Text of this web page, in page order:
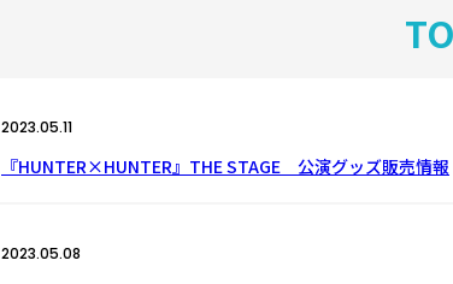
2023.05.11
『HUNTER×HUNTER』THE STAGE 公演グッズ販売情報
2023.05.08